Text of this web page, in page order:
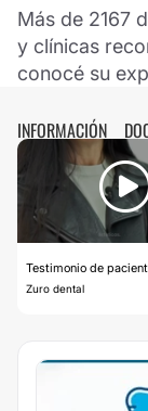
Más de 2167
y clínicas
conocé su
INFORMACIÓN
Testimonio de
Zuro dental